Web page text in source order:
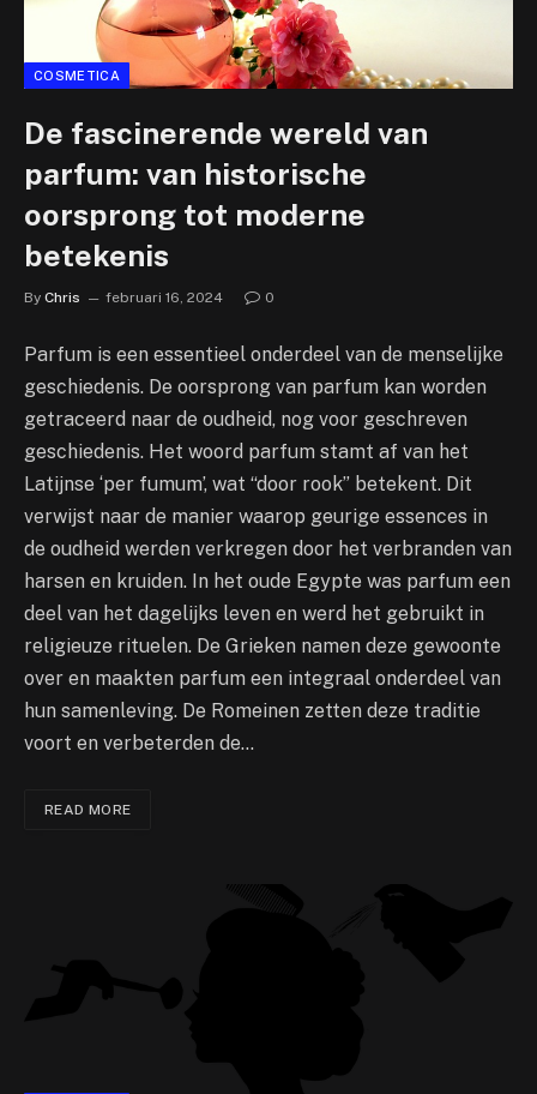
COSMETICA
De fascinerende wereld van
parfum: van historische
oorsprong tot moderne
betekenis
By Chris februari 16, 2024 0
Parfum is een essentieel onderdeel van de menselijke
geschiedenis. De oorsprong van parfum kan worden
getraceerd naar de oudheid, nog voor geschreven
geschiedenis. Het woord parfum stamt af van het
Latijnse ‘per fumum’, wat “door rook” betekent. Dit
verwijst naar de manier waarop geurige essences in
de oudheid werden verkregen door het verbranden van
harsen en kruiden. In het oude Egypte was parfum een
deel van het dagelijks leven en werd het gebruikt in
religieuze rituelen. De Grieken namen deze gewoonte
over en maakten parfum een integraal onderdeel van
hun samenleving. De Romeinen zetten deze traditie
voort en verbeterden de…
READ MORE